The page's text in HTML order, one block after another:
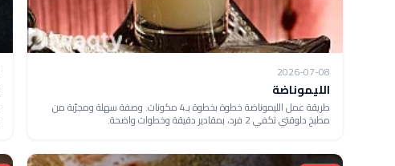
2026-07-08
الليموناضة
طريقة عمل الليموناضة خطوة بخطوة بـ4 مكونات. وصفة سهلة ومجرّبة من
مطبخ دلوقتي تكفي 2 فرد، بمقادير دقيقة وخطوات واضحة.